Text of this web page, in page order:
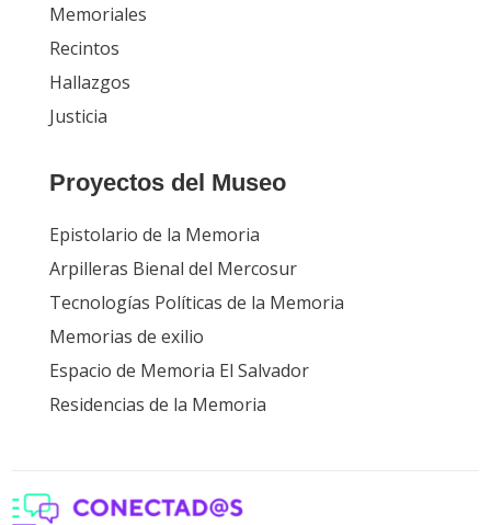
Memoriales
Recintos
Hallazgos
Justicia
Proyectos del Museo
Epistolario de la Memoria
Arpilleras Bienal del Mercosur
Tecnologías Políticas de la Memoria
Memorias de exilio
Espacio de Memoria El Salvador
Residencias de la Memoria